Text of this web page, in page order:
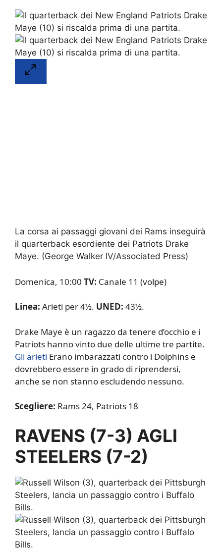
La corsa ai passaggi giovani dei Rams inseguirà
il quarterback esordiente dei Patriots Drake
Maye. (George Walker IV/Associated Press)
Domenica, 10:00 TV: Canale 11 (volpe)
Linea: Arieti per 4½. UNED: 43½.
Drake Maye è un ragazzo da tenere d’occhio e i
Patriots hanno vinto due delle ultime tre partite.
Gli arieti Erano imbarazzati contro i Dolphins e
dovrebbero essere in grado di riprendersi,
anche se non stanno escludendo nessuno.
Scegliere: Rams 24, Patriots 18
RAVENS (7-3) AGLI
STEELERS (7-2)